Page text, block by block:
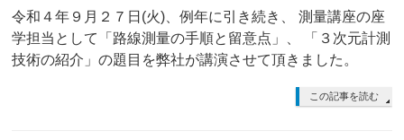
令和４年９月２７日(火)、例年に引き続き、 測量講座の座
学担当として「路線測量の手順と留意点」、 「３次元計測
技術の紹介」の題目を弊社が講演させて頂きました。
この記事を読む